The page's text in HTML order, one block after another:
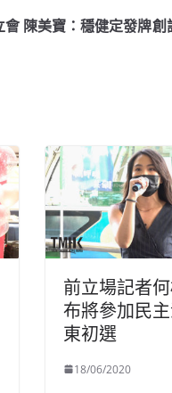
陳美寶：穩健定發牌創
前立場記者
布將參加民
東初選
18/06/2020